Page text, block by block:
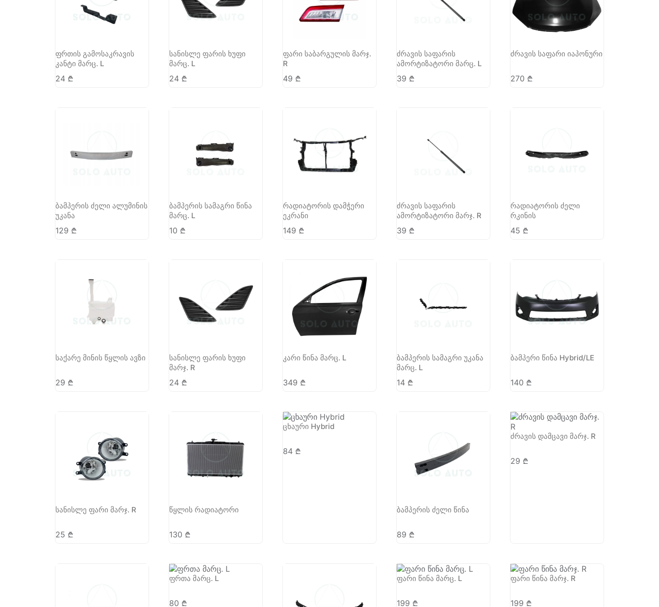
ფრთის გამოსაკრავის
კანტი მარც. L
24 ₾
სანისლე ფარის ხუფი
მარც. L
24 ₾
ფარი საბარგულის მარჯ.
R
49 ₾
ძრავის საფარის
ამორტიზატორი მარც. L
39 ₾
ძრავის საფარი იაპონური
270 ₾
ბამპერის ძელი ალუმინის
უკანა
129 ₾
ბამპერის სამაგრი წინა
მარც. L
10 ₾
რადიატორის დამჭერი
ეკრანი
149 ₾
ძრავის საფარის
ამორტიზატორი მარჯ. R
39 ₾
რადიატორის ძელი
რკინის
45 ₾
საქარე მინის წყლის ავზი
29 ₾
სანისლე ფარის ხუფი
მარჯ. R
24 ₾
კარი წინა მარც. L
349 ₾
ბამპერის სამაგრი უკანა
მარც. L
14 ₾
ბამპერი წინა Hybrid/LE
140 ₾
სანისლე ფარი მარჯ. R
25 ₾
წყლის რადიატორი
130 ₾
ცხაური Hybrid
84 ₾
ბამპერის ძელი წინა
89 ₾
ძრავის დამცავი მარჯ. R
29 ₾
ფრთა მარც. L
80 ₾
ფარი წინა მარც. L
199 ₾
ფარი წინა მარჯ. R
199 ₾